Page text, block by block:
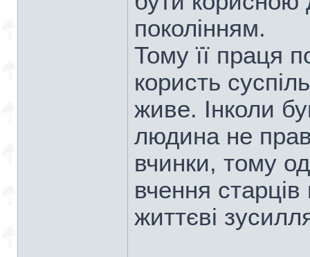
поколінням.
Тому її праця
користь
живе. Інколи
людина не
вчинки, тому
вчення
життєві